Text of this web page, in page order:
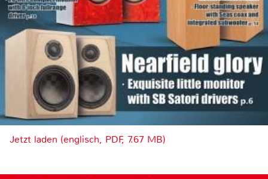
Jetzt laden (englisch, PDF, 7.67 MB)